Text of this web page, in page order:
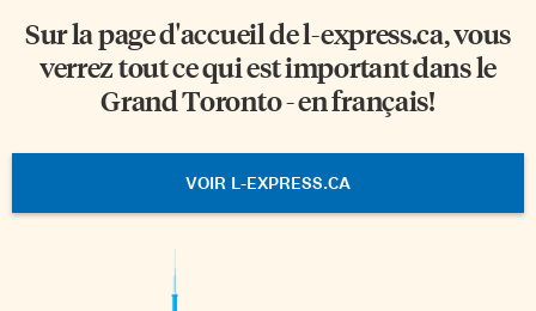
Sur la page d'accueil del-express.ca, vous
verrez tout ce qui est important dans le
Grand Toronto - en français!
VOIR L-EXPRESS.CA